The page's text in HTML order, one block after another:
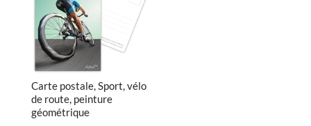
Carte postale, Sport, vélo
de route, peinture
géométrique